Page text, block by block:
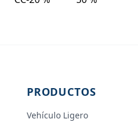
PRODUCTOS
Vehículo Ligero